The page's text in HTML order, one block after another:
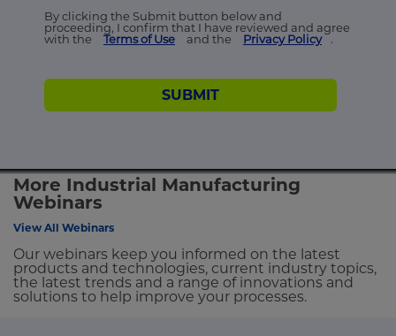
By clicking the Submit button below and
proceeding, I confirm that I have reviewed and agree
with the
Terms of Use and the Privacy Policy .
SUBMIT
More Industrial Manufacturing
Webinars
View All Webinars
Our webinars keep you informed on the latest
products and technologies, current industry topics,
the latest trends and a range of innovations and
solutions to help improve your processes.